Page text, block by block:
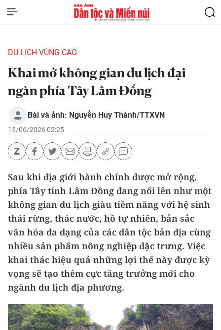
DU LỊCH VÙNG CAO
Khai mở không gian du lịch đại
ngàn phía Tây Lâm Đồng
Bài và ảnh: Nguyễn Huy Thành/TTXVN
15/06/2026 02:25
Sau khi địa giới hành chính được mở rộng,
phía Tây tỉnh Lâm Đồng đang nổi lên như một
không gian du lịch giàu tiềm năng với hệ sinh
thái rừng, thác nước, hồ tự nhiên, bản sắc
văn hóa đa dạng của các dân tộc bản địa cùng
nhiều sản phẩm nông nghiệp đặc trưng. Việc
khai thác hiệu quả những lợi thế này được kỳ
vọng sẽ tạo thêm cực tăng trưởng mới cho
ngành du lịch địa phương.